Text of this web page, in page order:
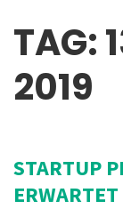
TAG:
2019
STARTUP